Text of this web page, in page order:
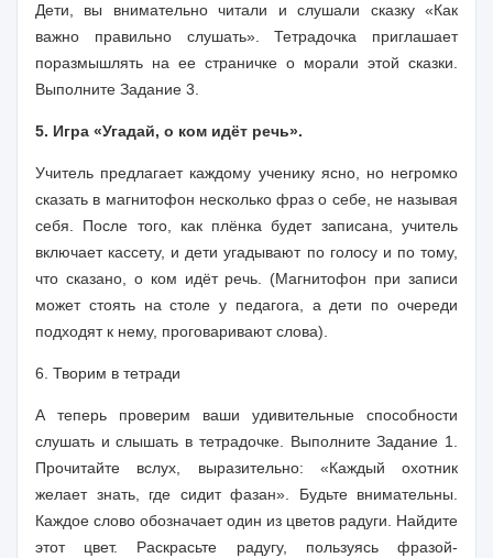
Дети, вы внимательно читали и слушали сказку «Как
важно правильно слушать». Тетрадочка приглашает
поразмышлять на ее страничке о морали этой сказки.
Выполните Задание 3.
5. Игра «Угадай, о ком идёт речь».
Учитель предлагает каждому ученику ясно, но негромко
сказать в магнитофон несколько фраз о себе, не называя
себя. После того, как плёнка будет записана, учитель
включает кассету, и дети угадывают по голосу и по тому,
что сказано, о ком идёт речь. (Магнитофон при записи
может стоять на столе у педагога, а дети по очереди
подходят к нему, проговаривают слова).
6. Творим в тетради
А теперь проверим ваши удивительные способности
слушать и слышать в тетрадочке. Выполните Задание 1.
Прочитайте вслух, выразительно: «Каждый охотник
желает знать, где сидит фазан». Будьте внимательны.
Каждое слово обозначает один из цветов радуги. Найдите
этот цвет. Раскрасьте радугу, пользуясь фразой-